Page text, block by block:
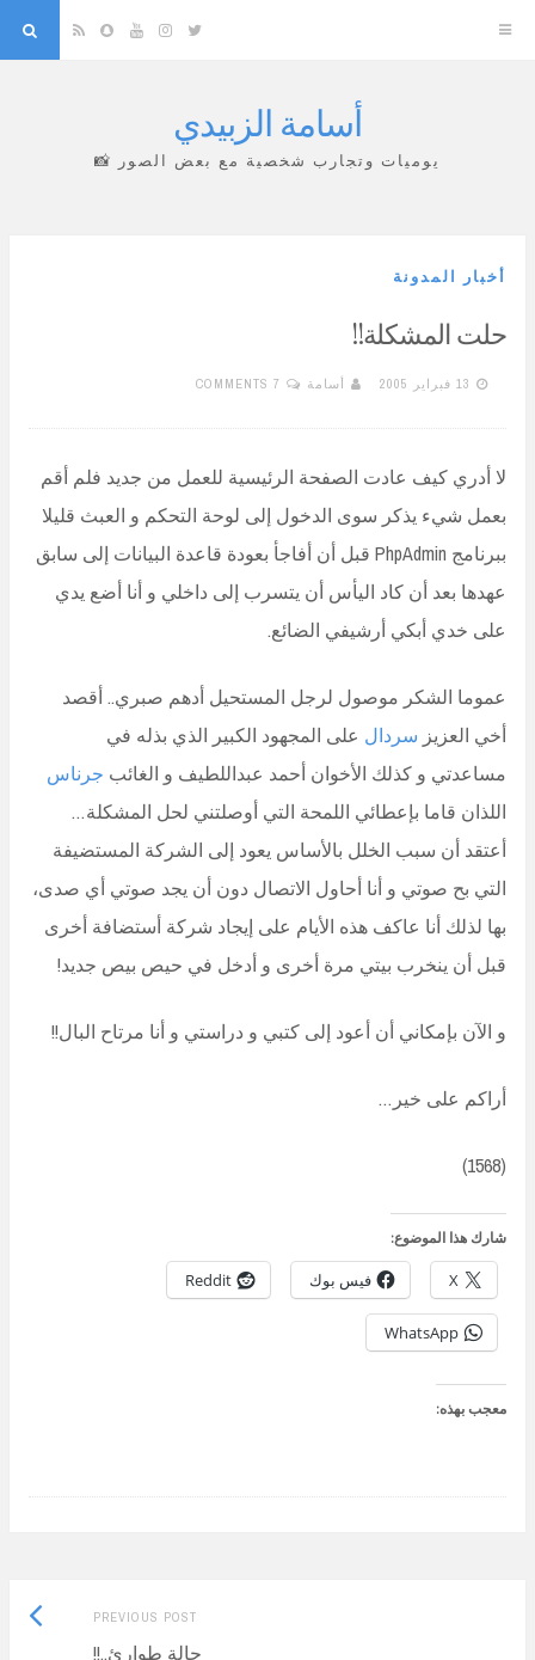
Twitter
Instagram
YouTube
Snapchat
RSS
أسامة الزبيدي
يوميات وتجارب شخصية مع بعض الصور 📸
أخبار المدونة
حلت المشكلة!!
13 فبراير 2005 أسامة 7 COMMENTS
لا أدري كيف عادت الصفحة الرئيسية للعمل من جديد فلم أقم
بعمل شيء يذكر سوى الدخول إلى لوحة التحكم و العبث قليلا
ببرنامج PhpAdmin قبل أن أفاجأ بعودة قاعدة البيانات إلى سابق
عهدها بعد أن كاد اليأس أن يتسرب إلى داخلي و أنا أضع يدي
على خدي أبكي أرشيفي الضائع.
عموما الشكر موصول لرجل المستحيل أدهم صبري.. أقصد
أخي العزيز سردال على المجهود الكبير الذي بذله في
مساعدتي و كذلك الأخوان أحمد عبداللطيف و الغائب جرناس
اللذان قاما بإعطائي اللمحة التي أوصلتني لحل المشكلة…
أعتقد أن سبب الخلل بالأساس يعود إلى الشركة المستضيفة
التي بح صوتي و أنا أحاول الاتصال دون أن يجد صوتي أي صدى،
بها لذلك أنا عاكف هذه الأيام على إيجاد شركة أستضافة أخرى
قبل أن ينخرب بيتي مرة أخرى و أدخل في حيص بيص جديد!
و الآن بإمكاني أن أعود إلى كتبي و دراستي و أنا مرتاح البال!!
أراكم على خير…
(1568)
شارك هذا الموضوع:
X فيس بوك Reddit
WhatsApp
معجب بهذه:
PREVIOUS POST
Previous
post:حالة طوارئ..!!